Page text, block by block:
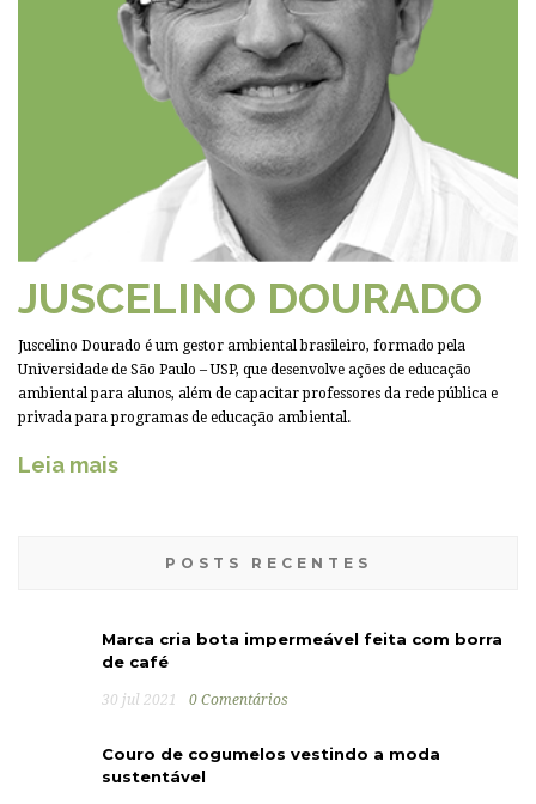
JUSCELINO DOURADO
Juscelino Dourado é um gestor ambiental brasileiro, formado pela
Universidade de São Paulo – USP, que desenvolve ações de educação
ambiental para alunos, além de capacitar professores da rede pública e
privada para programas de educação ambiental.
Leia mais
POSTS RECENTES
Marca cria bota impermeável feita com borra
de café
30 jul 2021 0 Comentários
Couro de cogumelos vestindo a moda
sustentável